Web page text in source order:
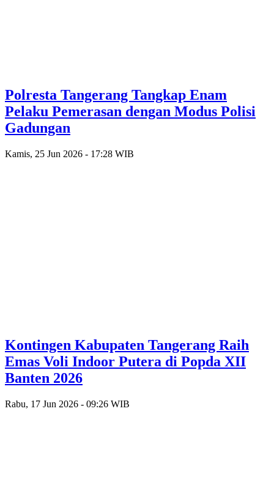
Polresta Tangerang Tangkap Enam
Pelaku Pemerasan dengan Modus Polisi
Gadungan
Kamis, 25 Jun 2026 - 17:28 WIB
Kontingen Kabupaten Tangerang Raih
Emas Voli Indoor Putera di Popda XII
Banten 2026
Rabu, 17 Jun 2026 - 09:26 WIB